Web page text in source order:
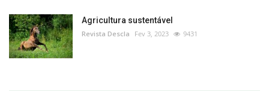
Agricultura sustentável
Revista Descla Fev 3, 2023 9431